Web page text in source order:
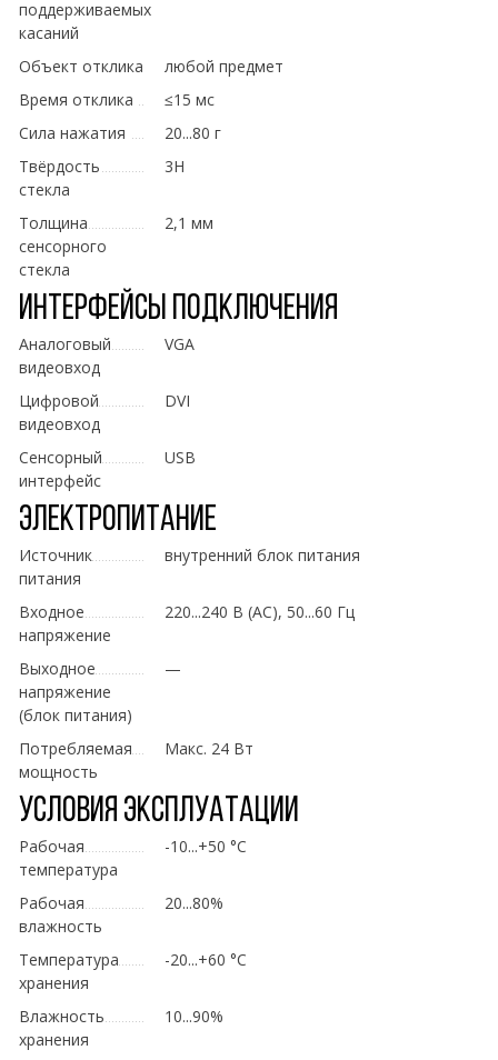
поддерживаемых
касаний
Объект отклика
любой предмет
Время отклика
≤15 мс
Сила нажатия
20...80 г
Твёрдость
стекла
3H
Толщина
сенсорного
стекла
2,1 мм
Интерфейсы подключения
Аналоговый
видеовход
VGA
Цифровой
видеовход
DVI
Сенсорный
интерфейс
USB
Электропитание
Источник
питания
внутренний блок питания
Входное
напряжение
220...240 В (AC), 50...60 Гц
Выходное
напряжение
(блок питания)
—
Потребляемая
мощность
Макс. 24 Вт
Условия эксплуатации
Рабочая
температура
-10...+50 °C
Рабочая
влажность
20...80%
Температура
хранения
-20...+60 °C
Влажность
хранения
10...90%